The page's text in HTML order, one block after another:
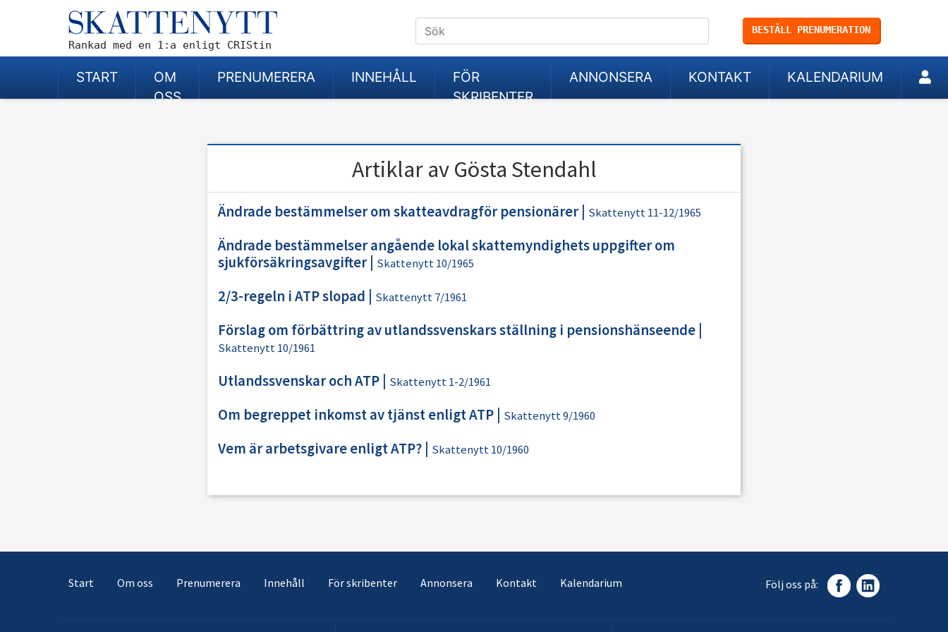
Rankad med en 1:a enligt CRIStin
BESTÄLL PRENUMERATION
START
OM
OSS
PRENUMERERA INNEHÅLL
FÖR
SKRIBENTER
ANNONSERA KONTAKT KALENDARIUM
Artiklar av Gösta Stendahl
Ändrade bestämmelser om skatteavdragför pensionärer| Skattenytt 11-12/1965
Ändrade bestämmelser angående lokal skattemyndighets uppgifter om
sjukförsäkringsavgifter| Skattenytt 10/1965
2/3-regeln i ATP slopad Skattenytt 7/1961
Förslag om förbättring av utlandssvenskars ställning i pensionshänseende|
Skattenytt 10/1961
Utlandssvenskar och ATP| Skattenytt 1-2/1961
Om begreppet inkomst av tjänst enligt ATP| Skattenytt 9/1960
Vem är arbetsgivare enligt ATP?| Skattenytt 10/1960
Start Om oss Prenumerera Innehåll För skribenter Annonsera Kontakt Kalendarium Följ oss på: